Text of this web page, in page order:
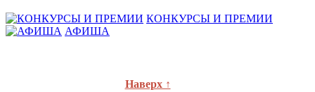
КОНКУРСЫ И ПРЕМИИ
АФИША
Наверх ↑